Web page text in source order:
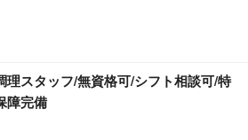
理スタッフ/無資格可/シフト相談可/特
障完備